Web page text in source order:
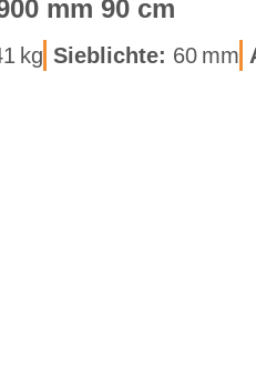
mm 90 cm
kg Sieb­lich­te: 60 mm